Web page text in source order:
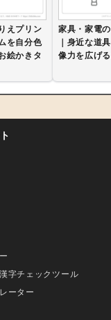
えプリン
を自分色
絵かきタ
家具・家電
｜身近な道
像力を広げ
字チェックツール
ーター